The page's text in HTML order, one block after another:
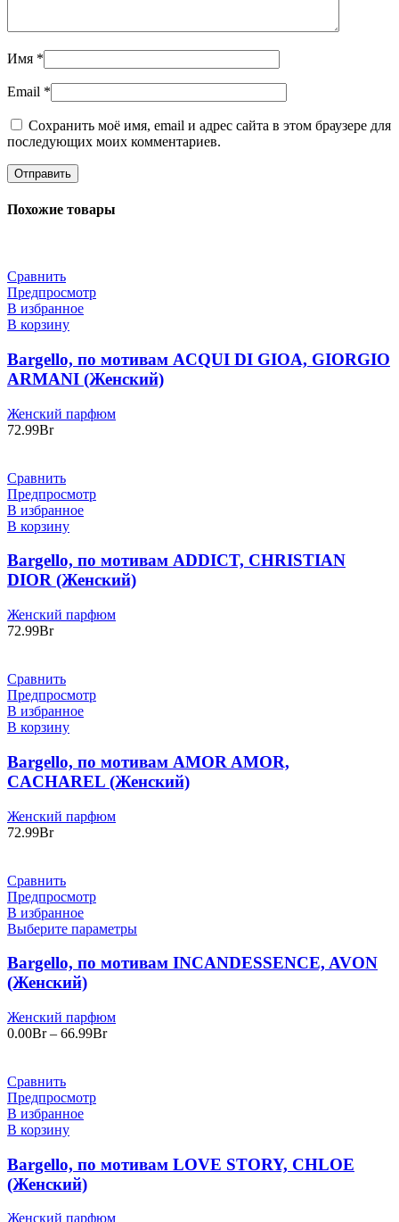
Имя *
Email *
Сохранить моё имя, email и адрес сайта в этом браузере для
последующих моих комментариев.
Похожие товары
Сравнить
Предпросмотр
В избранное
В корзину
Bargello, по мотивам ACQUI DI GIOA, GIORGIO
ARMANI (Женский)
Женский парфюм
72.99Br
Сравнить
Предпросмотр
В избранное
В корзину
Bargello, по мотивам ADDICT, CHRISTIAN
DIOR (Женский)
Женский парфюм
72.99Br
Сравнить
Предпросмотр
В избранное
В корзину
Bargello, по мотивам AMOR AMOR,
CACHAREL (Женский)
Женский парфюм
72.99Br
Сравнить
Предпросмотр
В избранное
Выберите параметры
Bargello, по мотивам INCANDESSENCE, AVON
(Женский)
Женский парфюм
0.00Br – 66.99BrДиапазон
Сравнить
Предпросмотр
В избранное
В корзину
Bargello, по мотивам LOVE STORY, CHLOE
(Женский)
Женский парфюм